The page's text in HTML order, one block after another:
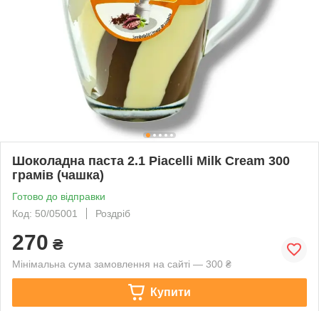
Шоколадна паста 2.1 Piacelli Milk Cream 300
грамів (чашка)
Готово до відправки
Код: 50/05001
Роздріб
270 ₴
Мінімальна сума замовлення на сайті — 300 ₴
Купити